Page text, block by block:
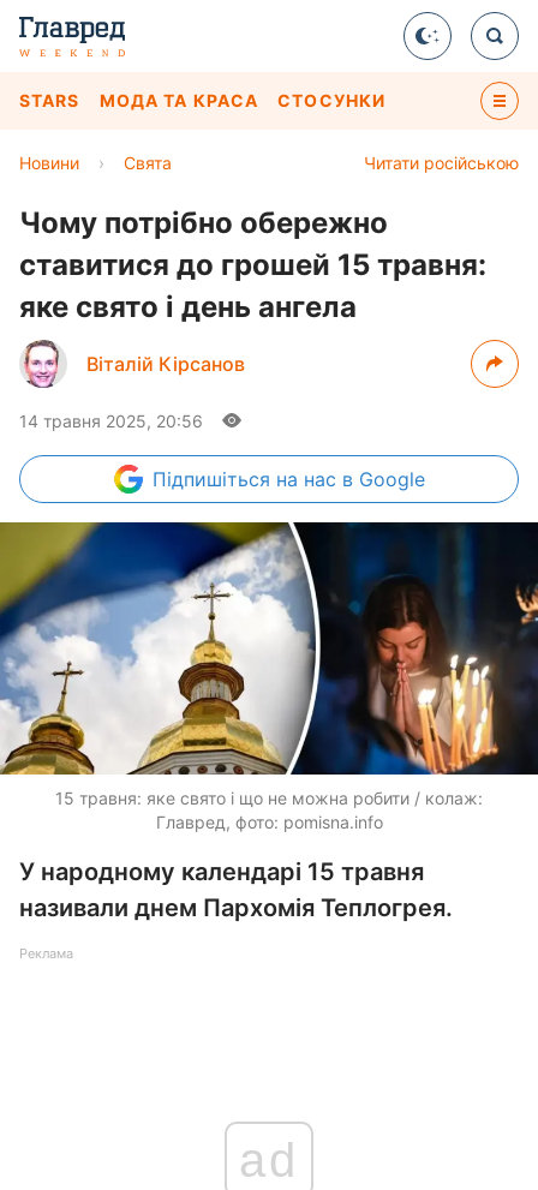
STARS МОДА ТА КРАСА СТОСУНКИ
Читати російською
Новини › Свята
Чому потрібно обережно
ставитися до грошей 15 травня:
яке свято і день ангела
Віталій Кірсанов
14 травня 2025, 20:56
Підпишіться на нас в Google
15 травня: яке свято і що не можна робити / колаж:
Главред, фото: pomisna.info
У народному календарі 15 травня
називали днем Пархомія Теплогрея.
Реклама
ad